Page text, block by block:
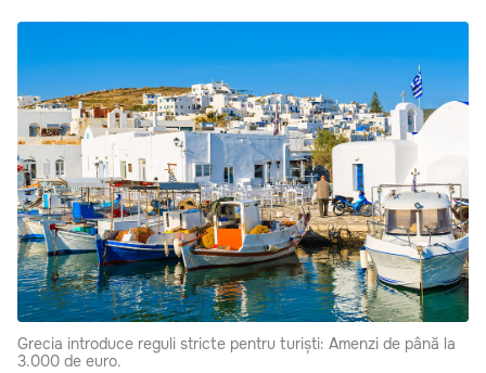
Grecia introduce reguli stricte pentru turiști: Amenzi de până la
3.000 de euro.